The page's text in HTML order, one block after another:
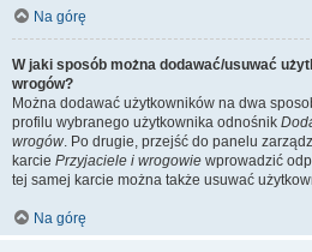
Na górę
W jaki sposób można dodawać/usuwać
wrogów?
Można dodawać użytkowników na dwa
profilu wybranego użytkownika odnośnik
wrogów. Po drugie, przejść do panelu
karcie Przyjaciele i wrogowie wprowadzić
tej samej karcie można także usuwać
Na górę